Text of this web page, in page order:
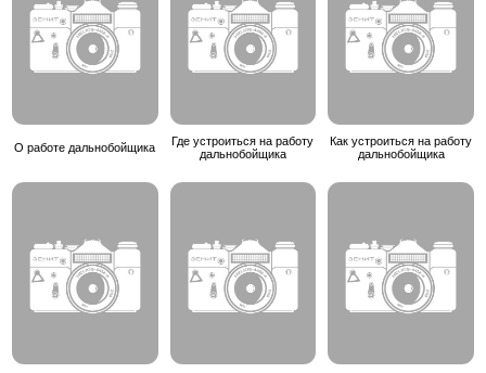
О работе дальнобойщика
Где устроиться на работу
дальнобойщика
Как устроиться на работу
дальнобойщика